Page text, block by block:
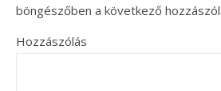
böngészőben a következő
Hozzászólás